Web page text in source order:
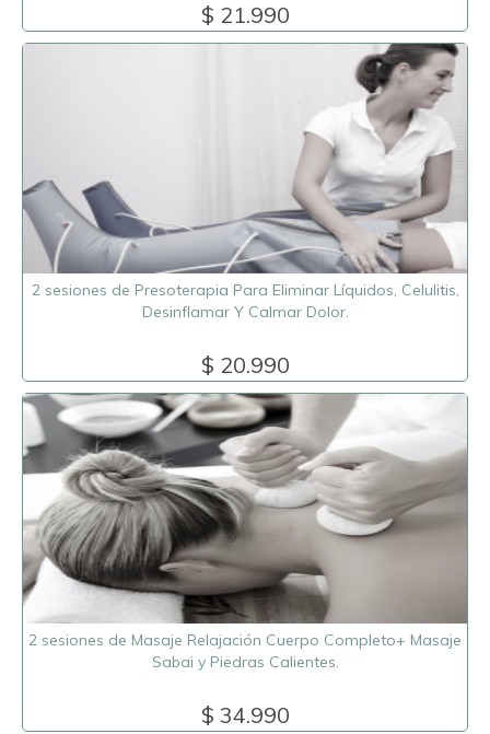
$ 21.990
2 sesiones de Presoterapia Para Eliminar Líquidos, Celulitis,
Desinflamar Y Calmar Dolor.
$ 20.990
2 sesiones de Masaje Relajación Cuerpo Completo+ Masaje
Sabai y Piedras Calientes.
$ 34.990